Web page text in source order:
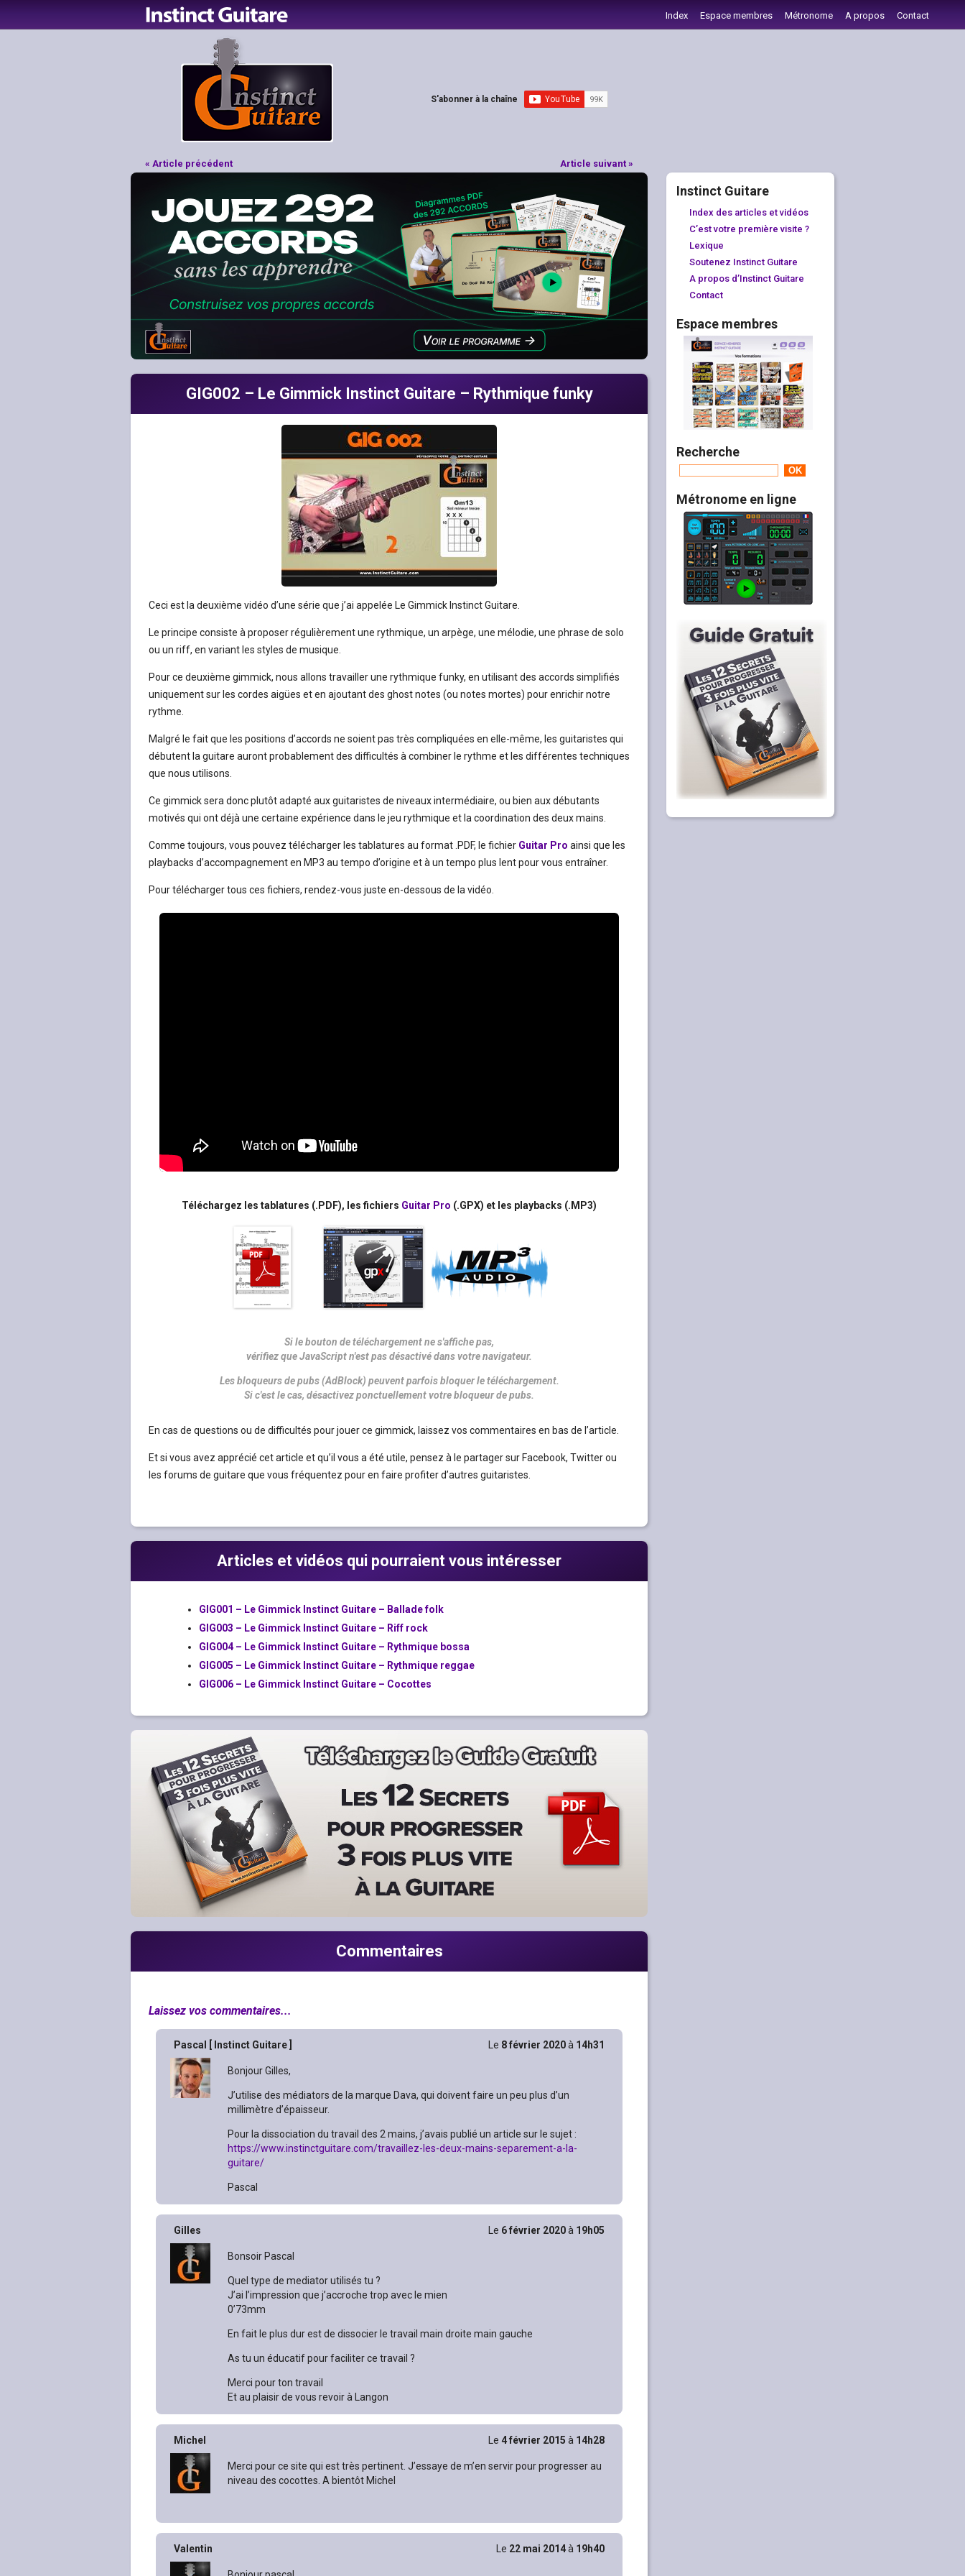
Index Espace membres Métronome A propos Contact
S'abonner à la chaîne
« Article précédent Article suivant »
GIG002 – Le Gimmick Instinct Guitare – Rythmique funky
Ceci est la deuxième vidéo d’une série que j’ai appelée Le Gimmick Instinct Guitare.
Le principe consiste à proposer régulièrement une rythmique, un arpège, une mélodie, une phrase de solo
ou un riff, en variant les styles de musique.
Pour ce deuxième gimmick, nous allons travailler une rythmique funky, en utilisant des accords simplifiés
uniquement sur les cordes aigües et en ajoutant des ghost notes (ou notes mortes) pour enrichir notre
rythme.
Malgré le fait que les positions d’accords ne soient pas très compliquées en elle-même, les guitaristes qui
débutent la guitare auront probablement des difficultés à combiner le rythme et les différentes techniques
que nous utilisons.
Ce gimmick sera donc plutôt adapté aux guitaristes de niveaux intermédiaire, ou bien aux débutants
motivés qui ont déjà une certaine expérience dans le jeu rythmique et la coordination des deux mains.
Comme toujours, vous pouvez télécharger les tablatures au format .PDF, le fichier Guitar Pro ainsi que les
playbacks d’accompagnement en MP3 au tempo d’origine et à un tempo plus lent pour vous entraîner.
Pour télécharger tous ces fichiers, rendez-vous juste en-dessous de la vidéo.
Téléchargez les tablatures (.PDF), les fichiers Guitar Pro (.GPX) et les playbacks (.MP3)
Si le bouton de téléchargement ne s'affiche pas,
vérifiez que JavaScript n'est pas désactivé dans votre navigateur.
Les bloqueurs de pubs (AdBlock) peuvent parfois bloquer le téléchargement.
Si c'est le cas, désactivez ponctuellement votre bloqueur de pubs.
En cas de questions ou de difficultés pour jouer ce gimmick, laissez vos commentaires en bas de l’article.
Et si vous avez apprécié cet article et qu’il vous a été utile, pensez à le partager sur Facebook, Twitter ou
les forums de guitare que vous fréquentez pour en faire profiter d’autres guitaristes.
Articles et vidéos qui pourraient vous intéresser
GIG001 – Le Gimmick Instinct Guitare – Ballade folk
GIG003 – Le Gimmick Instinct Guitare – Riff rock
GIG004 – Le Gimmick Instinct Guitare – Rythmique bossa
GIG005 – Le Gimmick Instinct Guitare – Rythmique reggae
GIG006 – Le Gimmick Instinct Guitare – Cocottes
Commentaires
Laissez vos commentaires...
Pascal [ Instinct Guitare ] Le 8 février 2020à 14h31
Bonjour Gilles,
J’utilise des médiators de la marque Dava, qui doivent faire un peu plus d’un
millimètre d’épaisseur.
Pour la dissociation du travail des 2 mains, j’avais publié un article sur le sujet :
https://www.instinctguitare.com/travaillez-les-deux-mains-separement-a-la-
guitare/
Pascal
Gilles Le 6 février 2020à 19h05
Bonsoir Pascal
Quel type de mediator utilisés tu ?
J’ai l’impression que j’accroche trop avec le mien
0’73mm
En fait le plus dur est de dissocier le travail main droite main gauche
As tu un éducatif pour faciliter ce travail ?
Merci pour ton travail
Et au plaisir de vous revoir à Langon
Michel Le 4 février 2015 à 14h28
Merci pour ce site qui est très pertinent. J’essaye de m’en servir pour progresser au
niveau des cocottes. A bientôt Michel
Valentin Le 22 mai 2014à 19h40
Instinct Guitare
Index des articles et vidéos
C’est votre première visite ?
Lexique
Soutenez Instinct Guitare
A propos d’Instinct Guitare
Contact
Espace membres
Recherche
Métronome en ligne